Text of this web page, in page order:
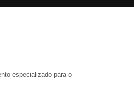
especializado para o